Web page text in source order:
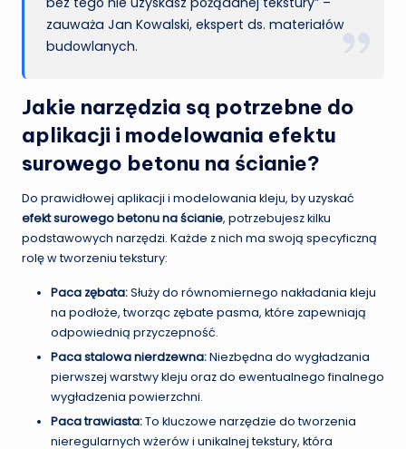
zauważa Jan Kowalski, ekspert ds. materiałów
budowlanych.
Jakie narzędzia są potrzebne do
aplikacji i modelowania efektu
surowego betonu na ścianie?
Do prawidłowej aplikacji i modelowania kleju, by uzyskać
efekt surowego betonu na ścianie, potrzebujesz kilku
podstawowych narzędzi. Każde z nich ma swoją specyficzną
rolę w tworzeniu tekstury:
Paca zębata:Służy do równomiernego nakładania kleju
na podłoże, tworząc zębate pasma, które zapewniają
odpowiednią przyczepność.
Paca stalowa nierdzewna:Niezbędna do wygładzania
pierwszej warstwy kleju oraz do ewentualnego finalnego
wygładzenia powierzchni.
Paca trawiasta:To kluczowe narzędzie do tworzenia
nieregularnych wżerów i unikalnej tekstury, która